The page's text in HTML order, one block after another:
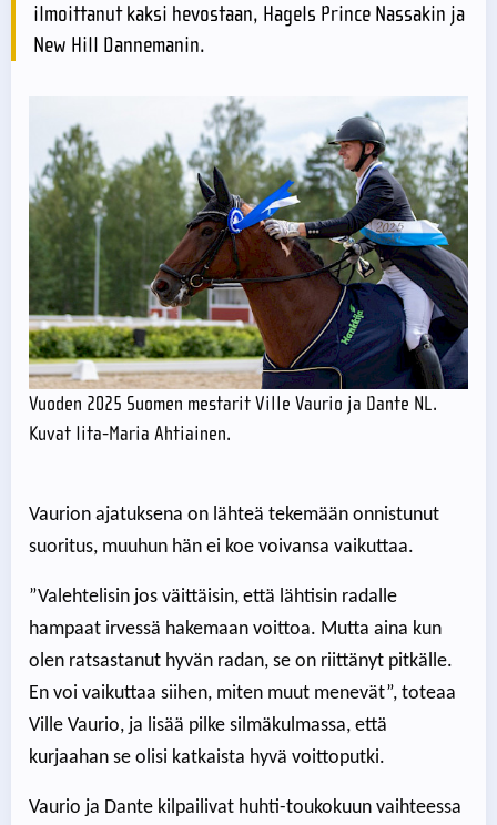
ilmoittanut kaksi hevostaan, Hagels Prince Nassakin ja
New Hill Dannemanin.
Vuoden 2025 Suomen mestarit Ville Vaurio ja Dante NL.
Kuvat Iita-Maria Ahtiainen.
Vaurion ajatuksena on lähteä tekemään onnistunut
suoritus, muuhun hän ei koe voivansa vaikuttaa.
”Valehtelisin jos väittäisin, että lähtisin radalle
hampaat irvessä hakemaan voittoa. Mutta aina kun
olen ratsastanut hyvän radan, se on riittänyt pitkälle.
En voi vaikuttaa siihen, miten muut menevät”, toteaa
Ville Vaurio, ja lisää pilke silmäkulmassa, että
kurjaahan se olisi katkaista hyvä voittoputki.
Vaurio ja Dante kilpailivat huhti-toukokuun vaihteessa